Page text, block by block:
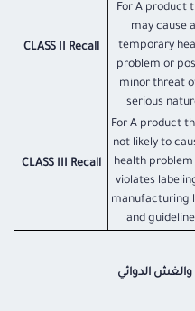
For A product
may cause a
temporary
problem or
minor threat
serious
CLASS II Recall
For A product
not likely to
health
violates
manufacturing
and
CLASS III Recall
الدوائي